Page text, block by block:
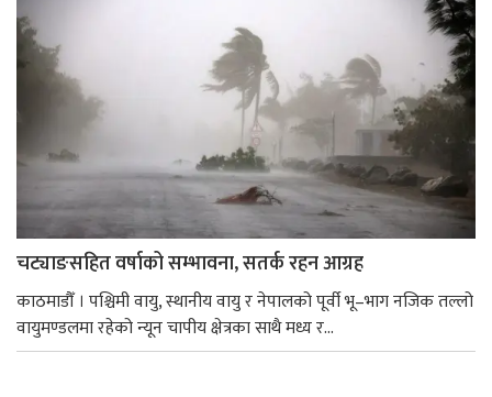
चट्याङसहित वर्षाको सम्भावना, सतर्क रहन आग्रह
काठमाडौँ । पश्चिमी वायु, स्थानीय वायु र नेपालको पूर्वी भू–भाग नजिक तल्लो
वायुमण्डलमा रहेको न्यून चापीय क्षेत्रका साथै मध्य र...